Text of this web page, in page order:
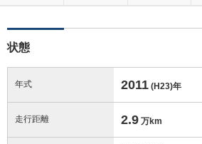
状態
年式 2011 (H23)年
走行距離 2.9 万km